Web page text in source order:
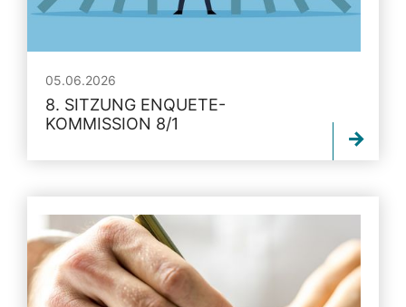
05.06.2026
8. SITZUNG ENQUETE-
KOMMISSION 8/1